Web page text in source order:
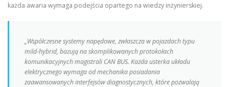
każda awaria wymaga podejścia opartego na wiedzy inżynierskiej.
„Współczesne systemy napędowe, zwłaszcza w pojazdach typu
mild-hybrid, bazują na skomplikowanych protokołach
komunikacyjnych magistrali CAN BUS. Każda usterka układu
elektrycznego wymaga od mechanika posiadania
zaawansowanych interfejsów diagnostycznych, które pozwalają